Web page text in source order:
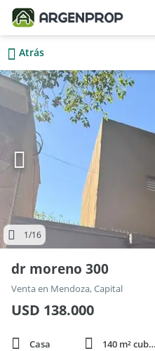
Atrás
1/16
dr moreno 300
Venta en Mendoza, Capital
USD 138.000
Casa 140 m² cubie.